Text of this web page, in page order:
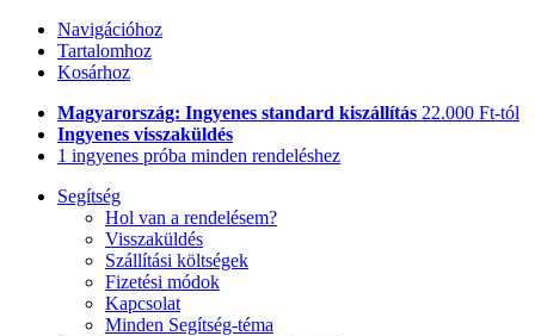
Navigációhoz
Tartalomhoz
Kosárhoz
Magyarország: Ingyenes standard kiszállítás 22.000 Ft-tól
Ingyenes visszaküldés
1 ingyenes próba minden rendeléshez
Segítség
Hol van a rendelésem?
Visszaküldés
Szállítási költségek
Fizetési módok
Kapcsolat
Minden Segítség-téma